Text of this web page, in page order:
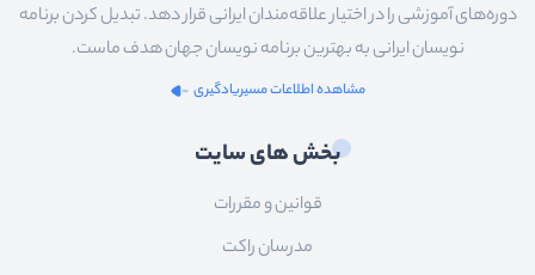
دوره‌های آموزشی را در اختیار علاقه‌مندان ایرانی قرار دهد. تبدیل کردن برنامه
نویسان ایرانی به بهترین برنامه نویسان جهان هدف ماست.
مشاهده اطلاعات مسیریادگیری
بخش های سایت
قوانین و مقررات
مدرسان راکت